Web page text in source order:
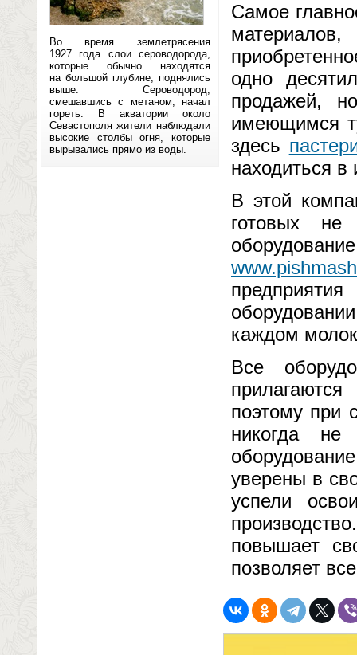
Во время землетрясения
1927 года слои сероводорода,
которые обычно находятся
на большой глубине, поднялись
выше. Сероводород,
смешавшись с метаном, начал
гореть. В акватории около
Севастополя жители наблюдали
высокие столбы огня, которые
вырывались прямо из воды.
Самое
одно
продажей,
имеющимся
здесь
находиться
В этой
готовых не
каждом
Все
поэтому при
никогда
уверены в
успели
повышает
позволяет